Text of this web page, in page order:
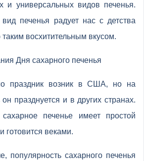
и универсальных видов печенья.
вид печенья радует нас с детства
восхитительным вкусом.
Дня сахарного печенья
праздник возник в США, но на
празднуется и в других странах.
печенье имеет простой
готовится веками.
популярность сахарного печенья